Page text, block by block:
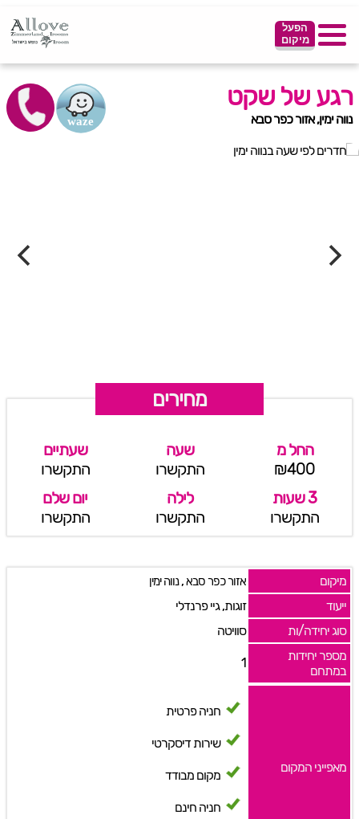
הפעל
מיקום
רגע של שקט
נווה ימין, אזור כפר סבא
מחירים
החל מ
₪400
שעה
התקשרו
שעתיים
התקשרו
3 שעות
התקשרו
לילה
התקשרו
יום שלם
התקשרו
מיקום אזור כפר סבא,נווה ימין
ייעוד
זוגות, גיי פרנדלי
סוג יחידה/ות
סוויטה
מספר יחידות
במתחם
1
מאפייני המקום
חניה פרטית
שירות דיסקרטי
מקום מבודד
חניה חינם